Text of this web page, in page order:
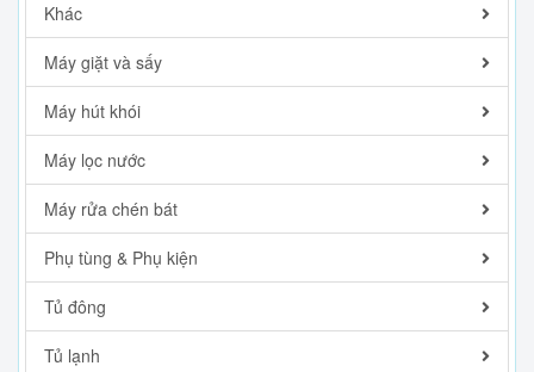
Khác
Máy giặt và sấy
Máy hút khói
Máy lọc nước
Máy rửa chén bát
Phụ tùng & Phụ kiện
Tủ đông
Tủ lạnh